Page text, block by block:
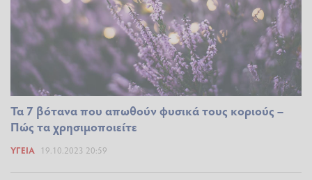
Τα 7 βότανα που απωθούν φυσικά τους κοριούς –
Πώς τα χρησιμοποιείτε
ΥΓΕΊΑ 19.10.2023 20:59